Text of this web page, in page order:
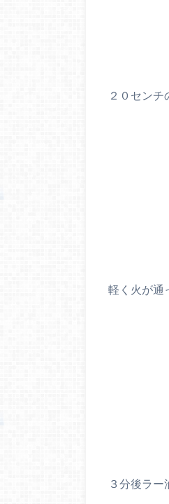
２０セン
軽く火が通
３分後ラー